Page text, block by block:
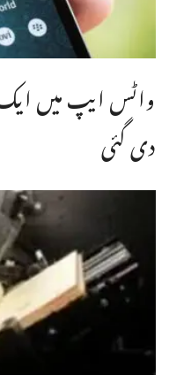
واٹس ایپ میں
دی گئی